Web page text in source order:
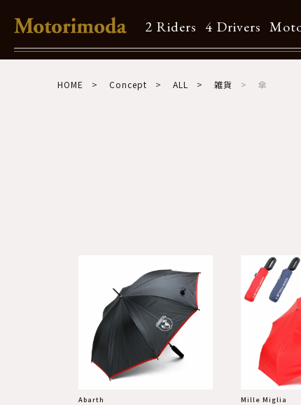
2 Riders 4 Drivers
Shop Info
ご利用ガイド
よくある質問
お問合せ
HOME Concept ALL 雑貨 傘
Abarth Mille Miglia